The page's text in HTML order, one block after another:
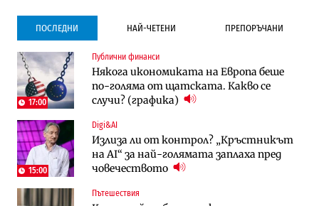
ПОСЛЕДНИ НАЙ-ЧЕТЕНИ ПРЕПОРЪЧАНИ
17:00
Публични финанси
Някога икономиката на Европа беше
по-голяма от щатската. Какво се
случи? (графика)
15:00
Digi&AI
Излиза ли от контрол? „Кръстникът
на AI“ за най-голямата заплаха пред
човечеството
Пътешествия
Градоустройство
Столична община избра изпълнител за
преместването на трамвайното
трасе по бул. „Скобелев“
Компании
Vivacom предлага над 150 устройства с
90% отстъпка през август
Компании
Компании
Vivacom предлага над 150 устройства с
90% отстъпка през август
Градоустройство
Столична община избра изпълнител за
преместването на трамвайното
трасе по бул. „Скобелев“
Енергетика